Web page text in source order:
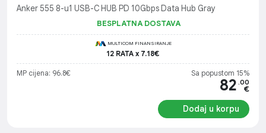
Anker 555 8-u1 USB-C HUB PD 10Gbps Data Hub Gray
BESPLATNA DOSTAVA
MULTICOM FINANSIRANJE
12 RATA x 7.18€
MP cijena: 96.8€ Sa popustom 15%
82 .00
€
Dodaj u korpu